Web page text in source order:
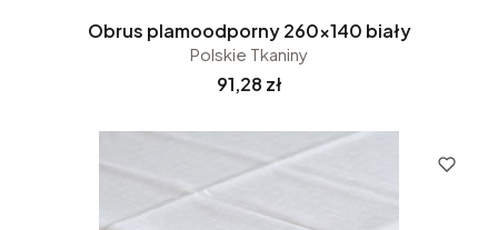
Obrus plamoodporny 260x140 biały
Polskie Tkaniny
Cena
91,28 zł